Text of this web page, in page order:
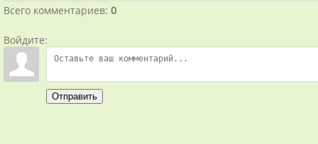
Всего комментариев: 0
Войдите:
Отправить